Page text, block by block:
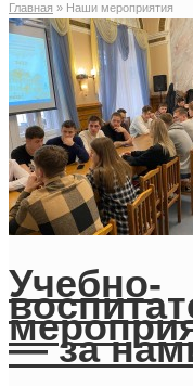
Главная » Наши мероприятия
Учебно-
— за